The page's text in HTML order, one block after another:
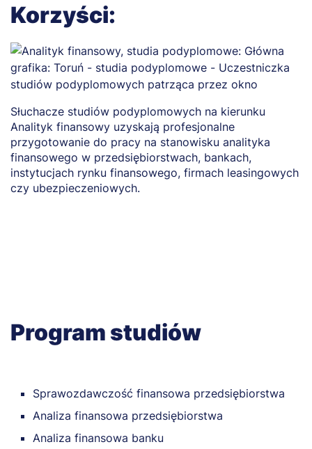
Korzyści:
Słuchacze studiów podyplomowych na kierunku
Analityk finansowy uzyskają profesjonalne
przygotowanie do pracy na stanowisku analityka
finansowego w przedsiębiorstwach, bankach,
instytucjach rynku finansowego, firmach leasingowych
czy ubezpieczeniowych.
Program studiów
Sprawozdawczość finansowa przedsiębiorstwa
Analiza finansowa przedsiębiorstwa
Analiza finansowa banku